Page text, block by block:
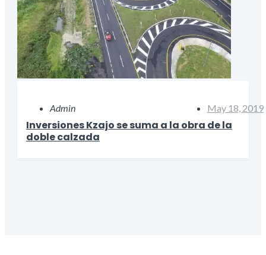
Admin May 18, 2019
Inversiones Kzajo se suma a la obra de la
doble calzada